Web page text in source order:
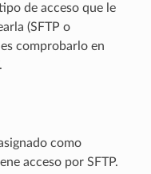
de acceso que le
(SFTP o
comprobarlo en
como
acceso por SFTP.